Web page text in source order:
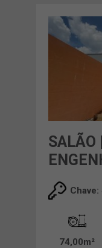
SALÃO
Chave:
74,00m²